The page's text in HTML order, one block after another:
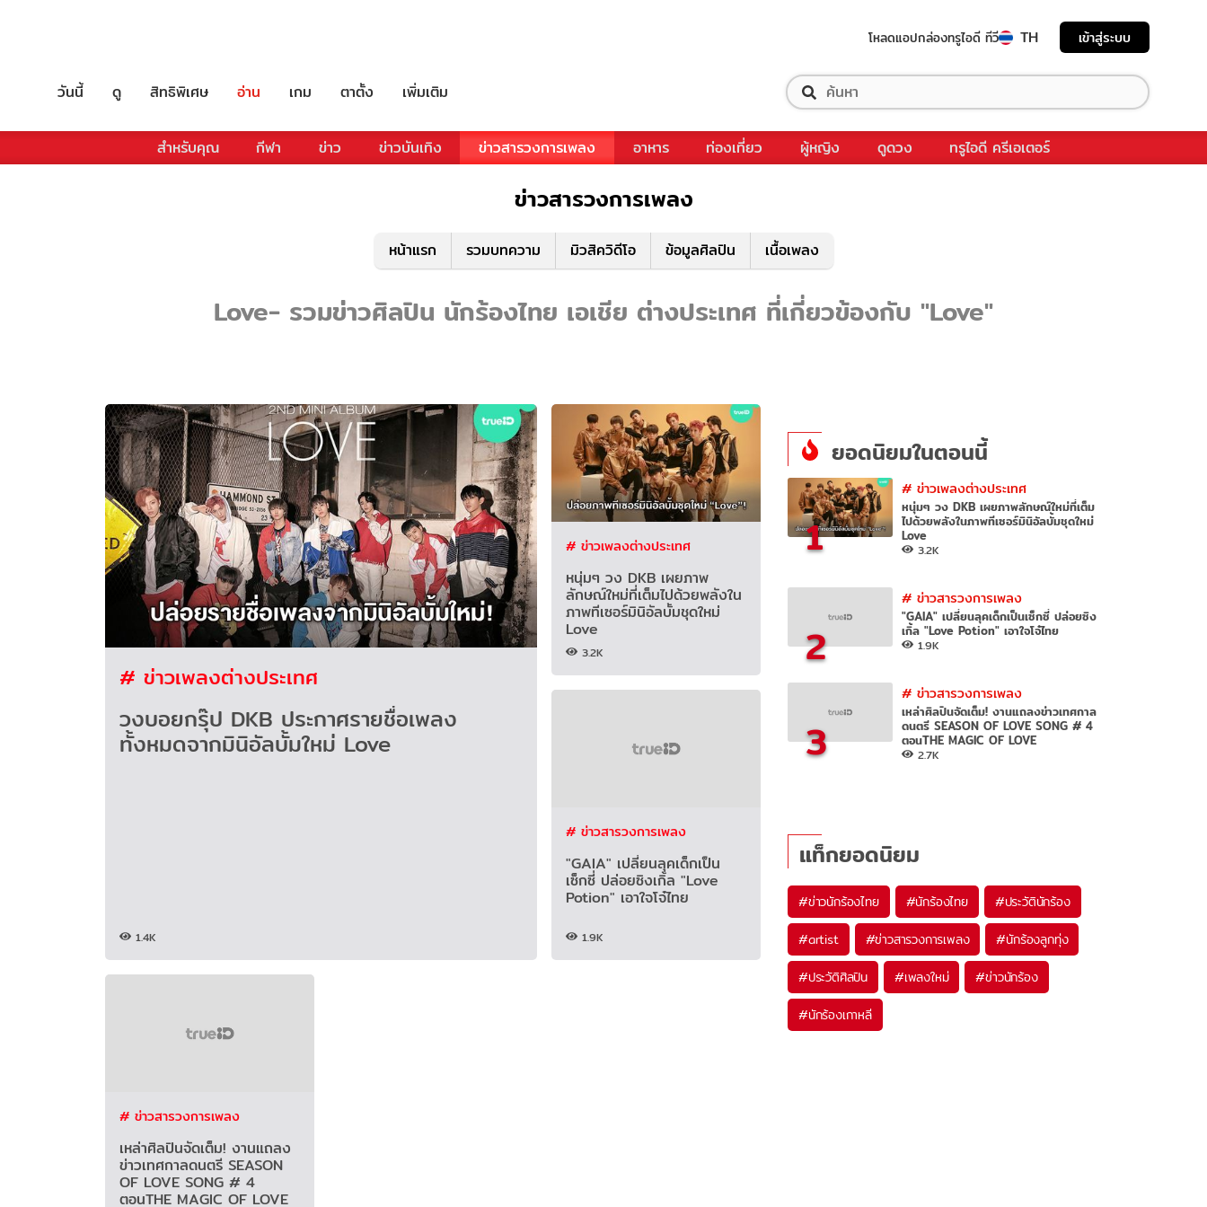
โหลดแอปกล่องทรูไอดี ทีวี TH เข้าสู่ระบบ
วันนี้ ดู สิทธิพิเศษ อ่าน เกม ตาตั้ง เพิ่มเติม
สำหรับคุณ กีฬา ข่าว ข่าวบันเทิง ข่าวสารวงการเพลง อาหาร ท่องเที่ยว ผู้หญิง ดูดวง ทรูไอดี ครีเอเตอร์
ข่าวสารวงการเพลง
หน้าแรก รวมบทความ มิวสิควิดีโอ ข้อมูลศิลปิน เนื้อเพลง
Love- รวมข่าวศิลปิน นักร้องไทย เอเชีย ต่างประเทศ ที่เกี่ยวข้องกับ "Love"
# ข่าวเพลงต่างประเทศ
วงบอยกรุ๊ป DKB ประกาศรายชื่อเพลง
ทั้งหมดจากมินิอัลบั้มใหม่ Love
1.4K
# ข่าวเพลงต่างประเทศ
หนุ่มๆ วง DKB เผยภาพ
ลักษณ์ใหม่ที่เต็มไปด้วยพลังใน
ภาพทีเซอร์มินิอัลบั้มชุดใหม่
Love
3.2K
# ข่าวสารวงการเพลง
"GAIA" เปลี่ยนลุคเด็กเป็น
เซ็กซี่ ปล่อยซิงเกิ้ล "Love
Potion" เอาใจโจ๋ไทย
1.9K
# ข่าวสารวงการเพลง
เหล่าศิลปินจัดเต็ม! งานแถลง
ข่าวเทศกาลดนตรี SEASON
OF LOVE SONG # 4
ตอนTHE MAGIC OF LOVE
ยอดนิยมในตอนนี้
1
# ข่าวเพลงต่างประเทศ
หนุ่มๆ วง DKB เผยภาพลักษณ์ใหม่ที่เต็ม
ไปด้วยพลังในภาพทีเซอร์มินิอัลบั้มชุดใหม่
Love
3.2K
2
# ข่าวสารวงการเพลง
"GAIA" เปลี่ยนลุคเด็กเป็นเซ็กซี่ ปล่อยซิง
เกิ้ล "Love Potion" เอาใจโจ๋ไทย
1.9K
3
# ข่าวสารวงการเพลง
เหล่าศิลปินจัดเต็ม! งานแถลงข่าวเทศกาล
ดนตรี SEASON OF LOVE SONG # 4
ตอนTHE MAGIC OF LOVE
2.7K
แท็กยอดนิยม
#ข่าวนักร้องไทย #นักร้องไทย #ประวัตินักร้อง
#artist #ข่าวสารวงการเพลง #นักร้องลูกทุ่ง
#ประวัติศิลปิน #เพลงใหม่ #ข่าวนักร้อง
#นักร้องเกาหลี